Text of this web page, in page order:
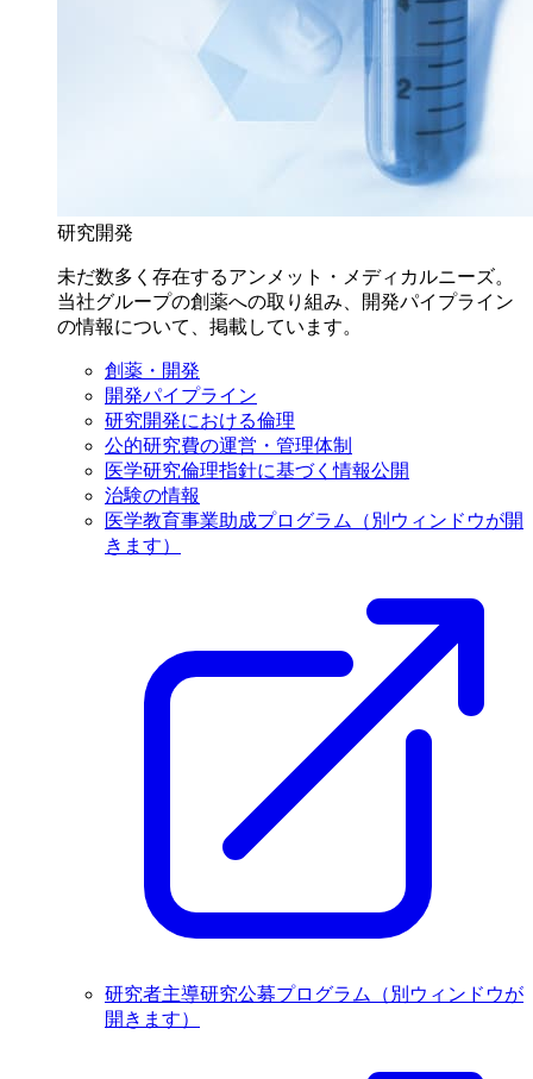
研究開発
未だ数多く存在するアンメット・メディカルニーズ。
当社グループの創薬への取り組み、開発パイプライン
の情報について、掲載しています。
創薬・開発
開発パイプライン
研究開発における倫理
公的研究費の運営・管理体制
医学研究倫理指針に基づく情報公開
治験の情報
医学教育事業助成プログラム
（別ウィンドウが開
きます）
研究者主導研究公募プログラム
（別ウィンドウが
開きます）